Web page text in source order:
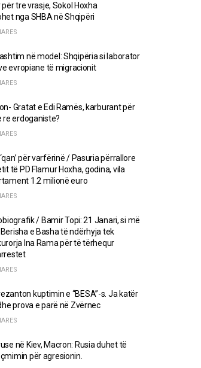
për tre vrasje, Sokol Hoxha
nga SHBA në Shqipëri
në model: Shqipëria si laborator
evropiane të migracionit
Gratat e Edi Ramës, karburant për
re erdoganiste?
për varfërinë / Pasuria përrallore
të PD Flamur Hoxha, godina, vila
1.2 milionë euro
/ Bamir Topi: 21 Janari, si më
e Basha të ndërhyja tek
Ina Rama për të tërhequr
kuptimin e “BESA”-s. Ja katër
prova e parë në Zvërnec
në Kiev, Macron: Rusia duhet të
për agresionin.